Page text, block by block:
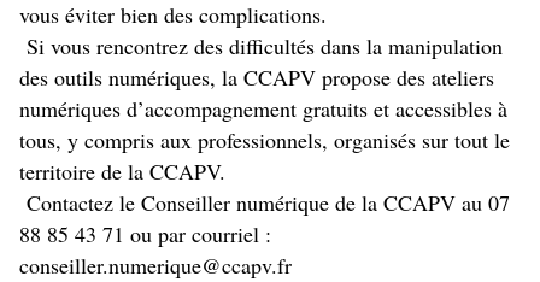
vous éviter bien des complications.
Si vous rencontrez des difficultés dans la manipulation
des outils numériques, la CCAPV propose des ateliers
numériques d’accompagnement gratuits et accessibles à
tous, y compris aux professionnels, organisés sur tout le
territoire de la CCAPV.
Contactez le Conseiller numérique de la CCAPV au 07
88 85 43 71 ou par courriel :
conseiller.numerique@ccapv.fr